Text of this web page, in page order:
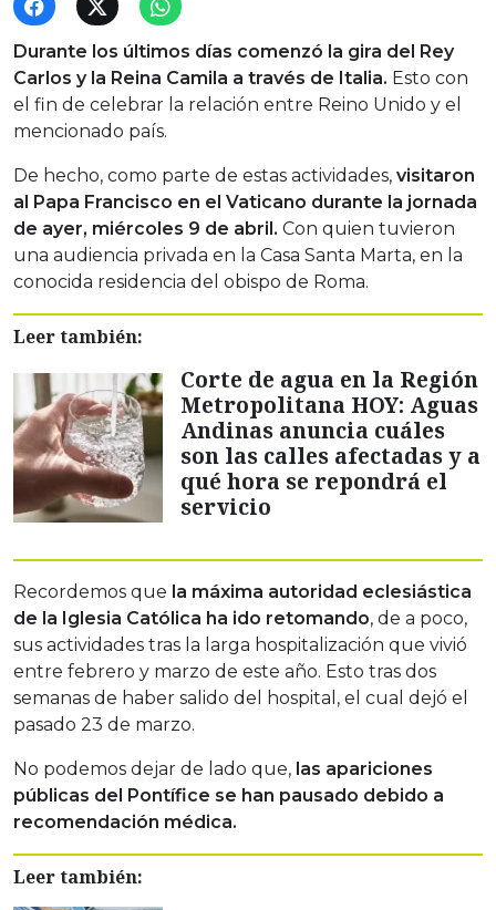
Durante los últimos días comenzó la gira del Rey
Carlos y la Reina Camila a través de Italia. Esto con
el fin de celebrar la relación entre Reino Unido y el
mencionado país.
De hecho, como parte de estas actividades, visitaron
al Papa Francisco en el Vaticano durante la jornada
de ayer, miércoles 9 de abril. Con quien tuvieron
una audiencia privada en la Casa Santa Marta, en la
conocida residencia del obispo de Roma.
Leer también:
Corte de agua en la Región
Metropolitana HOY: Aguas
Andinas anuncia cuáles
son las calles afectadas y a
qué hora se repondrá el
servicio
Recordemos que la máxima autoridad eclesiástica
de la Iglesia Católica ha ido retomando, de a poco,
sus actividades tras la larga hospitalización que vivió
entre febrero y marzo de este año. Esto tras dos
semanas de haber salido del hospital, el cual dejó el
pasado 23 de marzo.
No podemos dejar de lado que, las apariciones
públicas del Pontífice se han pausado debido a
recomendación médica.
Leer también: